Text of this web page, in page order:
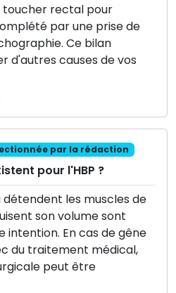
toucher rectal pour
par une prise de
Ce bilan
d'autres causes de vos
par la rédaction
pour l'HBP ?
les muscles de
son volume sont
intention. En cas de gêne
du traitement médical,
peut être